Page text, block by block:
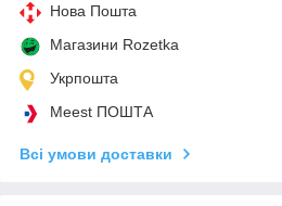
Нова Пошта
Магазини Rozetka
Укрпошта
Meest ПОШТА
Всі умови доставки